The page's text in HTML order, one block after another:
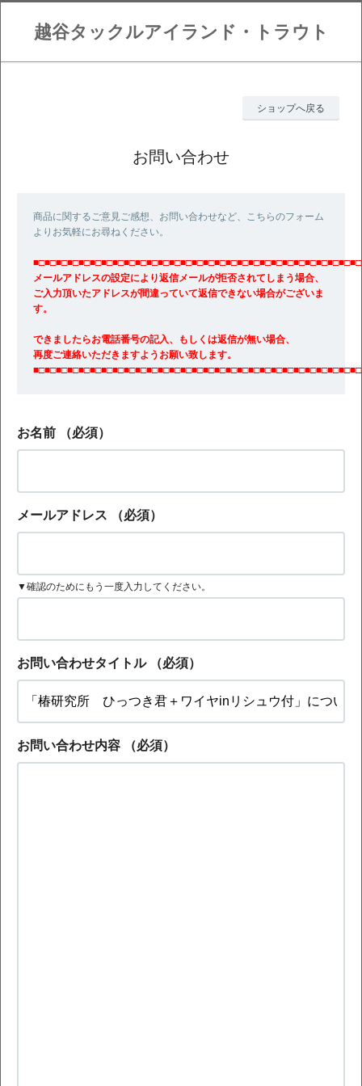
越谷タックルアイランド・トラウト
ショップへ戻る
お問い合わせ
商品に関するご意見ご感想、お問い合わせなど、こちらのフォーム
よりお気軽にお尋ねください。
■□■□■□■□■□■□■□■□■□■□■□■□■□■□■□■□■□■□■□■□■□■□■□■□■□■□■□■□■□
メールアドレスの設定により返信メールが拒否されてしまう場合、
ご入力頂いたアドレスが間違っていて返信できない場合がございま
す。
できましたらお電話番号の記入、もしくは返信が無い場合、
再度ご連絡いただきますようお願い致します。
■□■□■□■□■□■□■□■□■□■□■□■□■□■□■□■□■□■□■□■□■□■□■□■□■□■□■□■□■□
お名前 （必須）
メールアドレス （必須）
▼確認のためにもう一度入力してください。
お問い合わせタイトル （必須）
お問い合わせ内容 （必須）